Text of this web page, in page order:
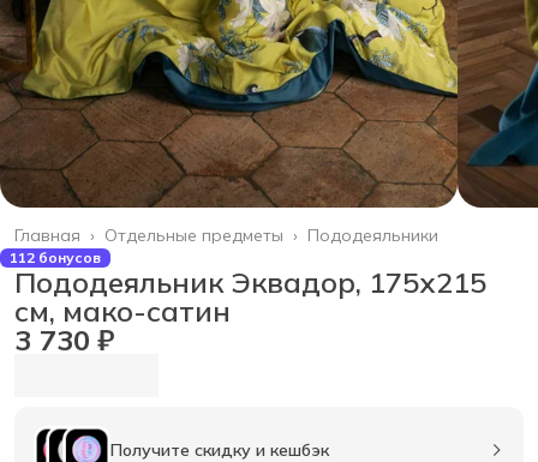
Пододеяльники
Отдельные предметы ›
Главная ›
112 бонусов
Пододеяльник Эквадор, 175х215
см, мако-сатин
3 730 ₽
Получите скидку и кешбэк